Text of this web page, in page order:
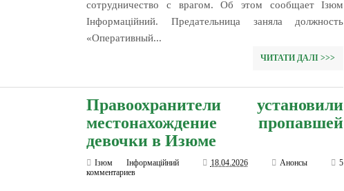
сотрудничество с врагом. Об этом сообщает Ізюм
Інформаційний. Предательница заняла должность
«Оперативный...
ЧИТАТИ ДАЛІ >>>
Правоохранители установили
местонахождение пропавшей
девочки в Изюме
Ізюм Інформаційний 18.04.2026 Анонсы
5
комментариев